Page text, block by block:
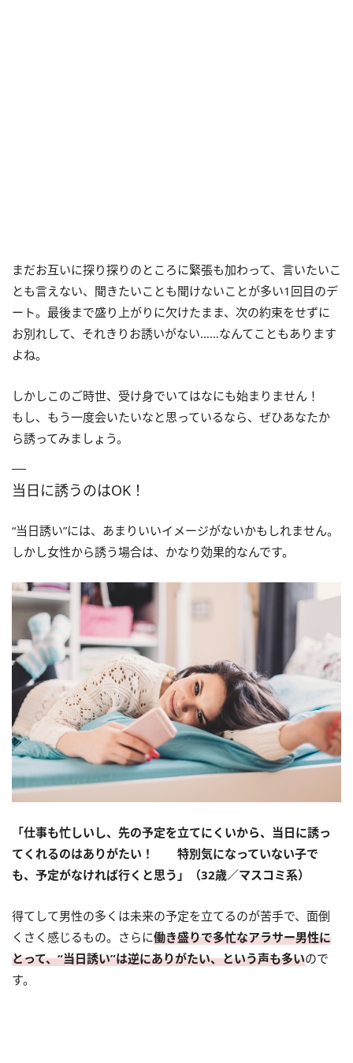
まだお互いに探り探りのところに緊張も加わって、言いたいこ
とも言えない、聞きたいことも聞けないことが多い1回目のデ
ート。最後まで盛り上がりに欠けたまま、次の約束をせずに
お別れして、それきりお誘いがない……なんてこともあります
よね。
しかしこのご時世、受け身でいてはなにも始まりません！
もし、もう一度会いたいなと思っているなら、ぜひあなたか
ら誘ってみましょう。
当日に誘うのはOK！
“当日誘い”には、あまりいいイメージがないかもしれません。
しかし女性から誘う場合は、かなり効果的なんです。
「仕事も忙しいし、先の予定を立てにくいから、当日に誘っ
てくれるのはありがたい！ 特別気になっていない子で
も、予定がなければ行くと思う」（32歳／マスコミ系）
得てして男性の多くは未来の予定を立てるのが苦手で、面倒
くさく感じるもの。さらに働き盛りで多忙なアラサー男性に
とって、“当日誘い”は逆にありがたい、という声も多いので
す。